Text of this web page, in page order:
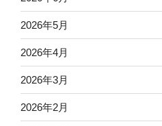
2026年5月
2026年4月
2026年3月
2026年2月